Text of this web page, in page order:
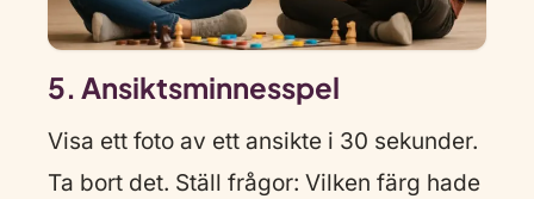
5. Ansiktsminnesspel
Visa ett foto av ett ansikte i 30 sekunder.
Ta bort det. Ställ frågor: Vilken färg hade